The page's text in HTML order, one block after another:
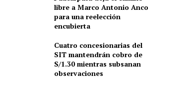
libre a Marco Antonio Anco
para una reelección
encubierta
Cuatro concesionarias del
SIT mantendrán cobro de
S/1.30 mientras subsanan
observaciones